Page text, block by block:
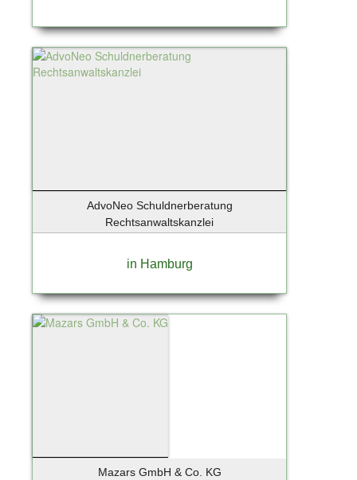
AdvoNeo Schuldnerberatung
Rechtsanwaltskanzlei
in Hamburg
Mazars GmbH & Co. KG